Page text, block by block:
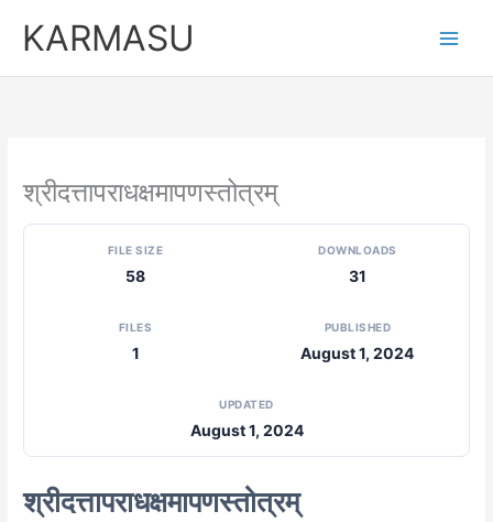
KARMASU
श्रीदत्तापराधक्षमापणस्तोत्रम्
FILE SIZE
58
DOWNLOADS
31
FILES
1
PUBLISHED
August 1, 2024
UPDATED
August 1, 2024
श्रीदत्तापराधक्षमापणस्तोत्रम्